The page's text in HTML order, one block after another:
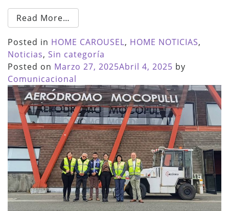
Read More…
Posted in HOME CAROUSEL, HOME NOTICIAS,
Noticias, Sin categoría
Posted on Marzo 27, 2025Abril 4, 2025 by
Comunicacional